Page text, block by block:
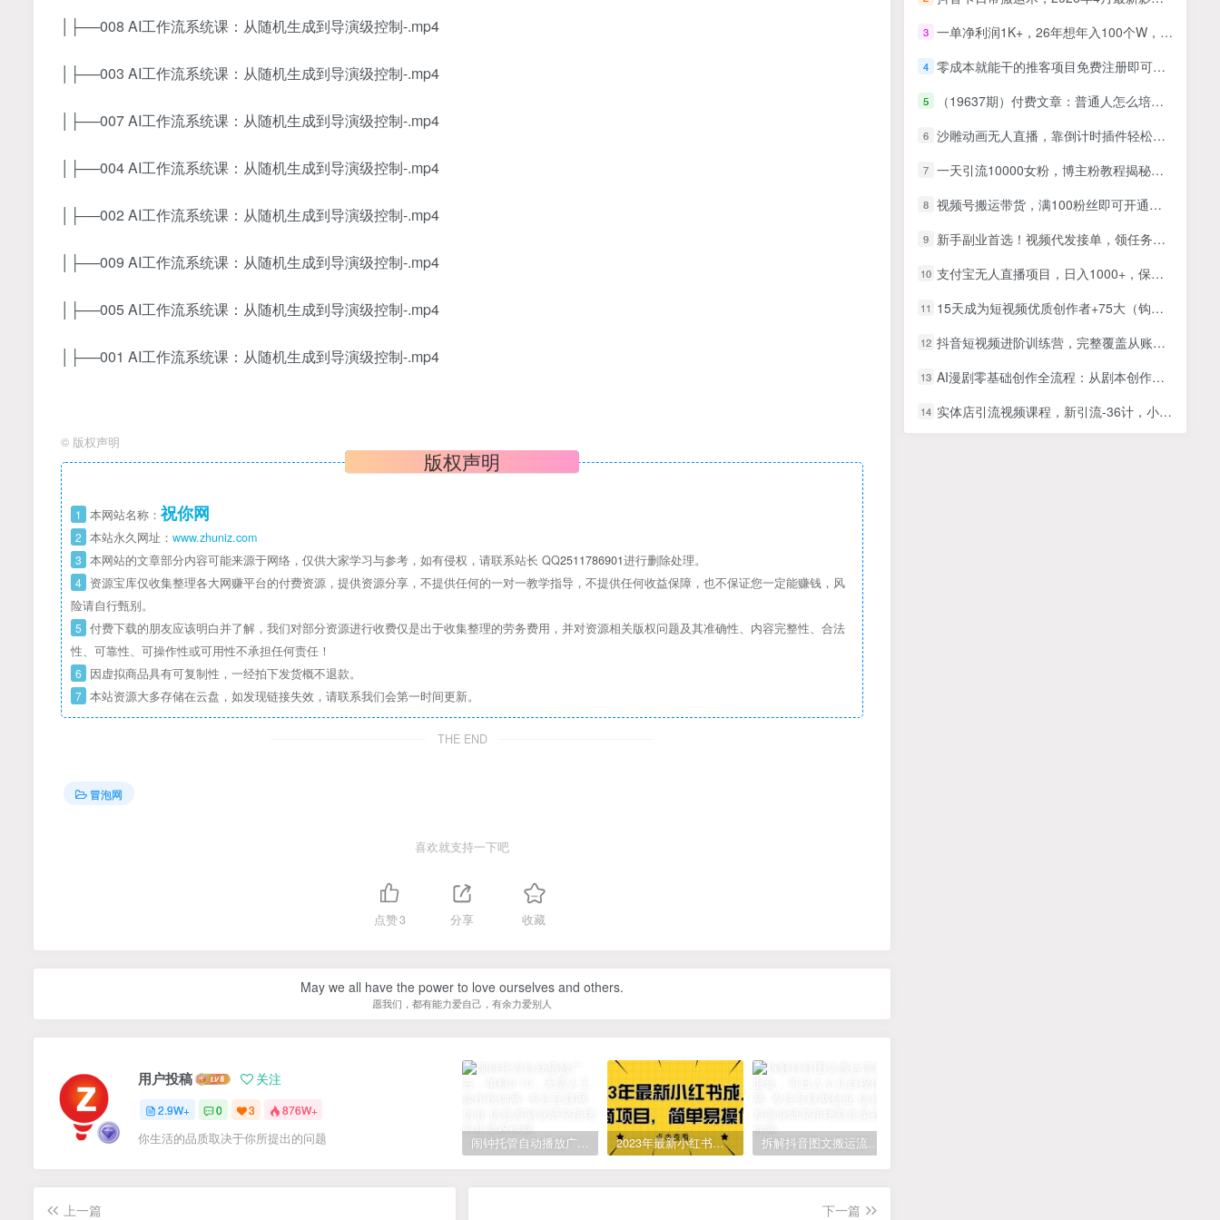
│├──008 AI工作流系统课：从随机生成到导演级控制-.mp4
│├──003 AI工作流系统课：从随机生成到导演级控制-.mp4
│├──007 AI工作流系统课：从随机生成到导演级控制-.mp4
│├──004 AI工作流系统课：从随机生成到导演级控制-.mp4
│├──002 AI工作流系统课：从随机生成到导演级控制-.mp4
│├──009 AI工作流系统课：从随机生成到导演级控制-.mp4
│├──005 AI工作流系统课：从随机生成到导演级控制-.mp4
│├──001 AI工作流系统课：从随机生成到导演级控制-.mp4
© 版权声明
版权声明
1 本网站名称： 祝你网
2 本站永久网址： www.zhuniz.com
3 本网站的文章部分内容可能来源于网络，仅供大家学习与参考，如有侵权，请联系站长 QQ2511786901进行删除处理。
4 资源宝库仅收集整理各大网赚平台的付费资源，提供资源分享，不提供任何的一对一教学指导，不提供任何收益保障，也不保证您一定能赚钱，风
险请自行甄别。
5 付费下载的朋友应该明白并了解，我们对部分资源进行收费仅是出于收集整理的劳务费用，并对资源相关版权问题及其准确性、内容完整性、合法
性、可靠性、可操作性或可用性不承担任何责任！
6 因虚拟商品具有可复制性，一经拍下发货概不退款。
7 本站资源大多存储在云盘，如发现链接失效，请联系我们会第一时间更新。
THE END
冒泡网
喜欢就支持一下吧
点赞3 分享 收藏
May we all have the power to love ourselves and others.
愿我们，都有能力爱自己，有余力爱别人
用户投稿 关注
2.9W+ 0 3 876W+
你生活的品质取决于你所提出的问题 闹钟托管自动播放广告，单机5-10，无需人工操作 2023年最新小红书成人电商项目，简单易操作【详细教程】 拆解抖音图文搬运流量掘金，可日入小几百
上一篇 下一篇
3 一单净利润1K+，26年想年入100个W，死磕卖项目就够了
4 零成本就能干的推客项目免费注册即可开启自己的微信小店，配合视频号引流，带你轻松日入4位数
5 （19637期）付费文章：普通人怎么培养高层次思维，让自己少犯低级错误
6 沙雕动画无人直播，靠倒计时插件轻松变现【揭秘】
7 一天引流10000女粉，博主粉教程揭秘（价值两万）
8 视频号搬运带货，满100粉丝即可开通橱窗带货，玩法非常暴力
9 新手副业首选！视频代发接单，领任务发视频，长期稳定不费劲儿
10 支付宝无人直播项目，日入1000+，保姆级教程
11 15天成为短视频优质创作者+75大（钩子情绪欲望）创作爆款方法-22节课
12 抖音短视频进阶训练营，完整覆盖从账号起号到爆款落地全流程，系统化拆解短视频变现核心逻辑
13 AI漫剧零基础创作全流程：从剧本创作到分镜剪辑，全套提示词模板直接落地出片
14 实体店引流视频课程，新引流-36计，小钱靠努力，大钱靠整合（48节课）